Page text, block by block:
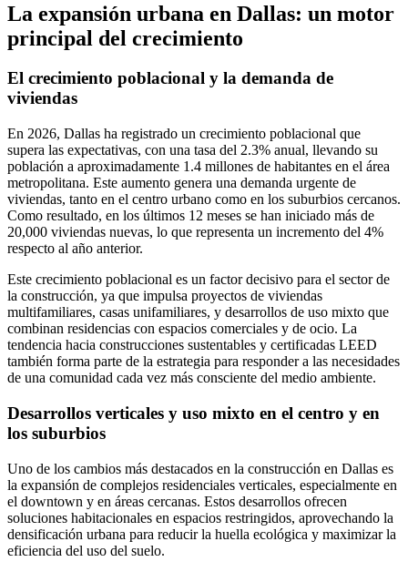
La expansión urbana en Dallas: un motor
principal del crecimiento
El crecimiento poblacional y la demanda de
viviendas
En 2026, Dallas ha registrado un crecimiento poblacional que
supera las expectativas, con una tasa del 2.3% anual, llevando su
población a aproximadamente 1.4 millones de habitantes en el área
metropolitana. Este aumento genera una demanda urgente de
viviendas, tanto en el centro urbano como en los suburbios cercanos.
Como resultado, en los últimos 12 meses se han iniciado más de
20,000 viviendas nuevas, lo que representa un incremento del 4%
respecto al año anterior.
Este crecimiento poblacional es un factor decisivo para el sector de
la construcción, ya que impulsa proyectos de viviendas
multifamiliares, casas unifamiliares, y desarrollos de uso mixto que
combinan residencias con espacios comerciales y de ocio. La
tendencia hacia construcciones sustentables y certificadas LEED
también forma parte de la estrategia para responder a las necesidades
de una comunidad cada vez más consciente del medio ambiente.
Desarrollos verticales y uso mixto en el centro y en
los suburbios
Uno de los cambios más destacados en la construcción en Dallas es
la expansión de complejos residenciales verticales, especialmente en
el downtown y en áreas cercanas. Estos desarrollos ofrecen
soluciones habitacionales en espacios restringidos, aprovechando la
densificación urbana para reducir la huella ecológica y maximizar la
eficiencia del uso del suelo.